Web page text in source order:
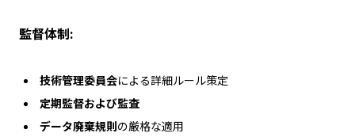
監督体制:
技術管理委員会による詳細ルール策定
定期監督および監査
データ廃棄規則の厳格な適用